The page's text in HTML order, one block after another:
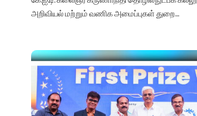
அறிவியல் மற்றும் வணிக அமைப்புகள் துறை...